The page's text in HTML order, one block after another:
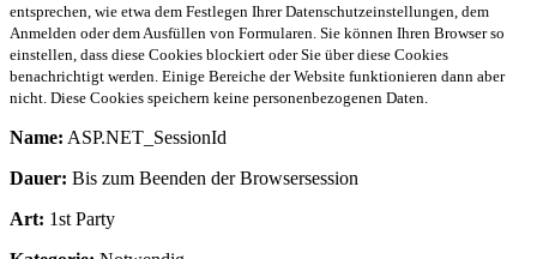
entsprechen, wie etwa dem Festlegen Ihrer Datenschutzeinstellungen, dem
Anmelden oder dem Ausfüllen von Formularen. Sie können Ihren Browser so
einstellen, dass diese Cookies blockiert oder Sie über diese Cookies
benachrichtigt werden. Einige Bereiche der Website funktionieren dann aber
nicht. Diese Cookies speichern keine personenbezogenen Daten.
Name: ASP.NET_SessionId
Dauer: Bis zum Beenden der Browsersession
Art: 1st Party